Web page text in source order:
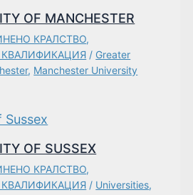
OF MANCHESTER
КРАЛСТВО,
КВАЛИФИКАЦИЯ / Greater
, Manchester University
OF SUSSEX
КРАЛСТВО,
КВАЛИФИКАЦИЯ / Universities,